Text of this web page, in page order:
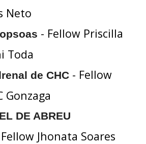
Neto
- Fellow Priscilla
Toda
de CHC - Fellow
Gonzaga
DE ABREU
Jhonata Soares